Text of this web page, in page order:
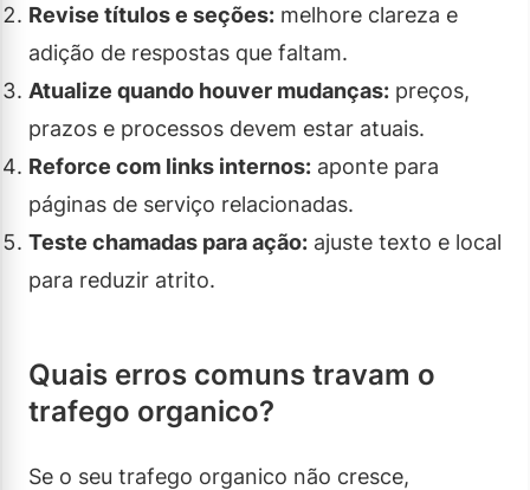
Revise títulos e seções: melhore clareza e
adição de respostas que faltam.
Atualize quando houver mudanças: preços,
prazos e processos devem estar atuais.
Reforce com links internos: aponte para
páginas de serviço relacionadas.
Teste chamadas para ação: ajuste texto e local
para reduzir atrito.
Quais erros comuns travam o
trafego organico?
Se o seu trafego organico não cresce,